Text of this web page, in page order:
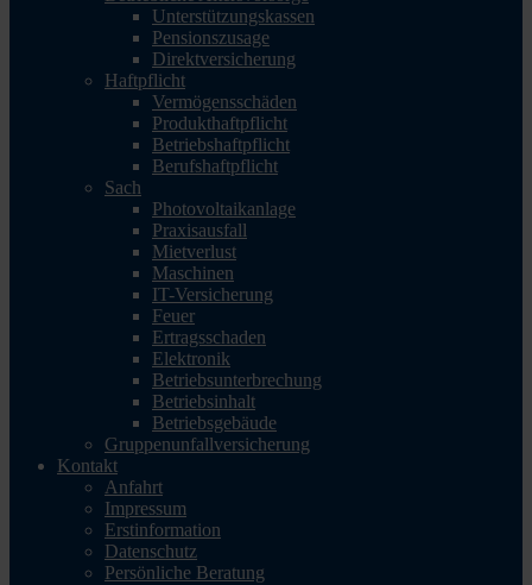
Unterstützungskassen
Pensionszusage
Direktversicherung
Haftpflicht
Vermögensschäden
Produkthaftpflicht
Betriebshaftpflicht
Berufshaftpflicht
Sach
Photovoltaikanlage
Praxisausfall
Mietverlust
Maschinen
IT-Versicherung
Feuer
Ertragsschaden
Elektronik
Betriebsunterbrechung
Betriebsinhalt
Betriebsgebäude
Gruppenunfallversicherung
Kontakt
Anfahrt
Impressum
Erstinformation
Datenschutz
Persönliche Beratung